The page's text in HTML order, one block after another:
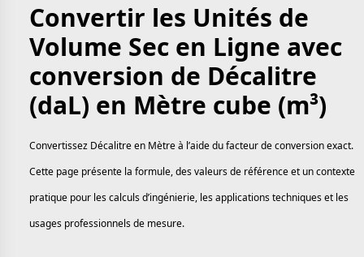
Convertir les Unités de
Volume Sec en Ligne avec
conversion de Décalitre
(daL) en Mètre cube (m³)
Convertissez Décalitre en Mètre à l’aide du facteur de conversion exact.
Cette page présente la formule, des valeurs de référence et un contexte
pratique pour les calculs d’ingénierie, les applications techniques et les
usages professionnels de mesure.